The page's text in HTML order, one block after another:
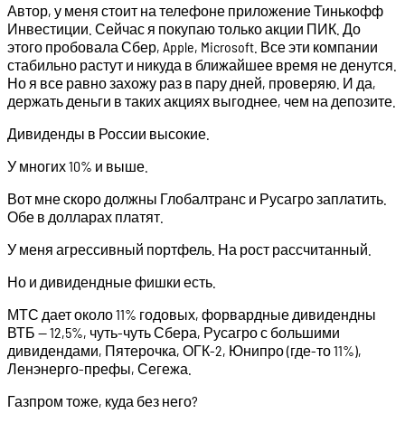
Автор, у меня стоит на телефоне приложение Тинькофф
Инвестиции. Сейчас я покупаю только акции ПИК. До
этого пробовала Сбер, Apple, Microsoft. Все эти компании
стабильно растут и никуда в ближайшее время не денутся.
Но я все равно захожу раз в пару дней, проверяю. И да,
держать деньги в таких акциях выгоднее, чем на депозите.
Дивиденды в России высокие.
У многих 10% и выше.
Вот мне скоро должны Глобалтранс и Русагро заплатить.
Обе в долларах платят.
У меня агрессивный портфель. На рост рассчитанный.
Но и дивидендные фишки есть.
МТС дает около 11% годовых, форвардные дивидендны
ВТБ — 12,5%, чуть-чуть Сбера, Русагро с большими
дивидендами, Пятерочка, ОГК-2, Юнипро (где-то 11%),
Ленэнерго-префы, Сегежа.
Газпром тоже, куда без него?